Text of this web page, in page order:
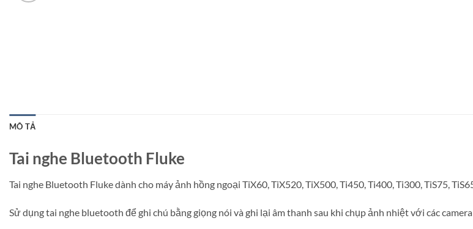
MÔ TẢ
Tai nghe Bluetooth Fluke
Tai nghe Bluetooth Fluke dành cho máy ảnh hồng ngoại TiX60, TiX520, TiX500, Ti450, Ti400, Ti300, TiS75,
Sử dụng tai nghe bluetooth để ghi chú bằng giọng nói và ghi lại âm thanh sau khi chụp ảnh nhiệt với các camera